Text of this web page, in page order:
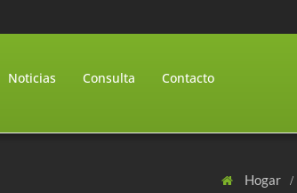
Noticias Consulta Contacto
Hogar